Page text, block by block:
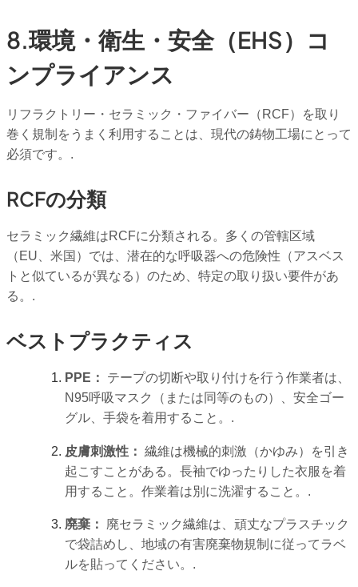
8.環境・衛生・安全（EHS）コ
ンプライアンス
リフラクトリー・セラミック・ファイバー（RCF）を取り
巻く規制をうまく利用することは、現代の鋳物工場にとって
必須です。.
RCFの分類
セラミック繊維はRCFに分類される。多くの管轄区域
（EU、米国）では、潜在的な呼吸器への危険性（アスベス
トと似ているが異なる）のため、特定の取り扱い要件があ
る。.
ベストプラクティス
PPE：
テープの切断や取り付けを行う作業者は、
N95呼吸マスク（または同等のもの）、安全ゴー
グル、手袋を着用すること。.
皮膚刺激性： 繊維は機械的刺激（かゆみ）を引き
起こすことがある。長袖でゆったりした衣服を着
用すること。作業着は別に洗濯すること。.
廃棄：
廃セラミック繊維は、頑丈なプラスチック
で袋詰めし、地域の有害廃棄物規制に従ってラベ
ルを貼ってください。.